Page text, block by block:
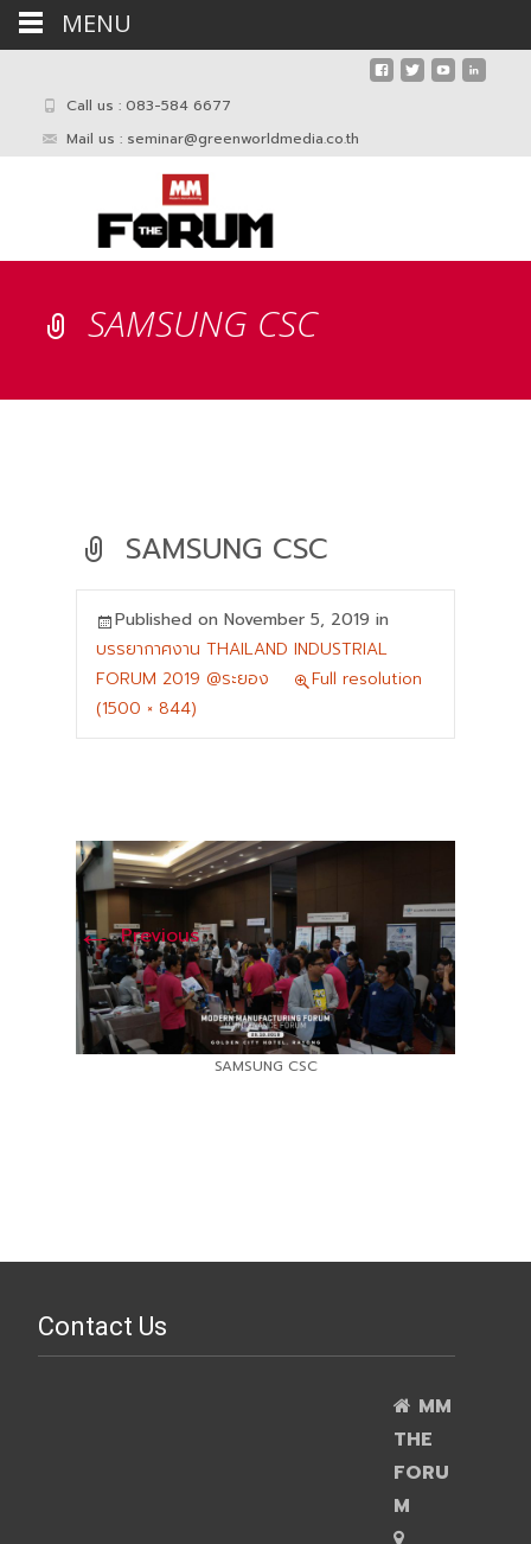
Call us : 083-584 6677
Mail us : seminar@greenworldmedia.co.th
SAMSUNG CSC
SAMSUNG CSC
Published on November 5, 2019 in
บรรยากาศงาน THAILAND INDUSTRIAL
FORUM 2019 @ระยอง
Full resolution
(1500 × 844)
←Previous
SAMSUNG CSC
Contact Us
MM
THE
FORU
M
MENU